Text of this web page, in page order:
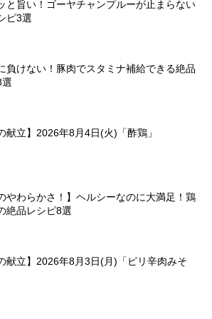
と旨い！ゴーヤチャンプルーが止まらない
ピ3選
負けない！豚肉でスタミナ補給できる絶品
選
献立】2026年8月4日(火)「酢鶏」
やわらかさ！】ヘルシーなのに大満足！鶏
絶品レシピ8選
献立】2026年8月3日(月)「ピリ辛肉みそ